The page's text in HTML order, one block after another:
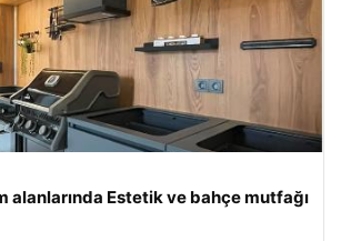
alanlarında Estetik ve bahçe mutfağı